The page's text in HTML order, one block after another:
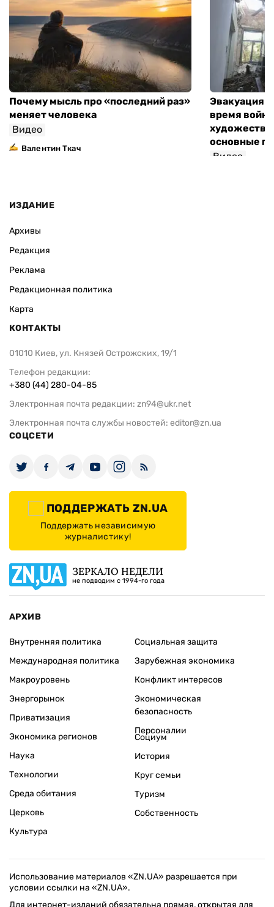
Почему мысль про «последний раз»
меняет человека
Видео
Валентин Ткач
Эвакуация
время
основные
Видео
ИЗДАНИЕ
Архивы
Редакция
Реклама
Редакционная политика
Карта
КОНТАКТЫ
01010 Киев, ул. Князей Острожских, 19/1
Телефон редакции:
+380 (44) 280-04-85
Электронная почта редакции: zn94@ukr.net
Электронная почта службы новостей: editor@zn.ua
СОЦСЕТИ
ПОДДЕРЖАТЬ ZN.UA
Поддержать независимую
журналистику!
ЗЕРКАЛО НЕДЕЛИ
не подводим с 1994-го года
АРХИВ
Внутренняя политика
Международная политика
Макроуровень
Энергорынок
Приватизация
Экономика регионов
Социальная защита
Зарубежная экономика
Конфликт интересов
Экономическая
безопасность
Персоналии
Наука
Технологии
Среда обитания
Церковь
Культура
Социум
История
Круг семьи
Туризм
Собственность
Использование материалов «ZN.UA» разрешается при
условии ссылки на «ZN.UA».